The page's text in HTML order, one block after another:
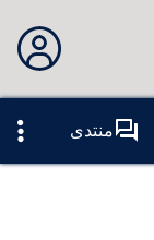
منتدى
ادوات